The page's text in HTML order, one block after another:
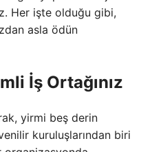
Her işte olduğu gibi,
asla ödün
İş Ortağınız
yirmi beş derin
kuruluşlarından biri